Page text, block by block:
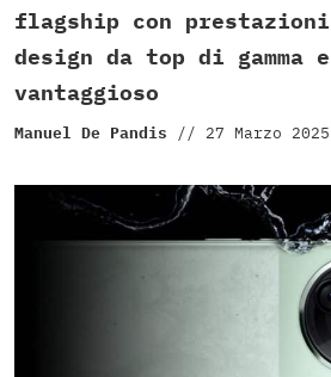
flagship con prestazioni
design da top di gamma
vantaggioso
Manuel De Pandis // 27 Marzo 2025